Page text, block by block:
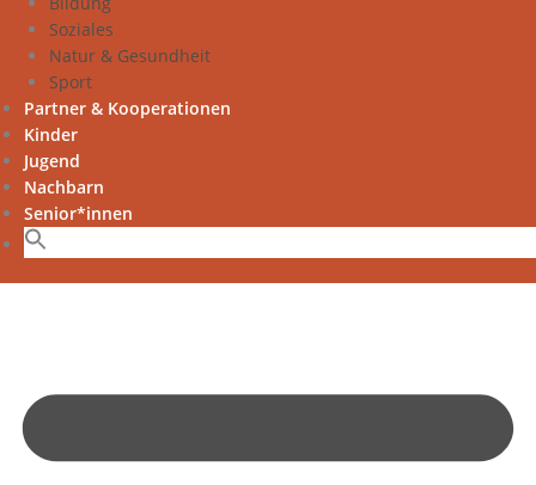
Soziales
Natur & Gesundheit
Sport
Partner & Kooperationen
Kinder
Jugend
Nachbarn
Senior*innen